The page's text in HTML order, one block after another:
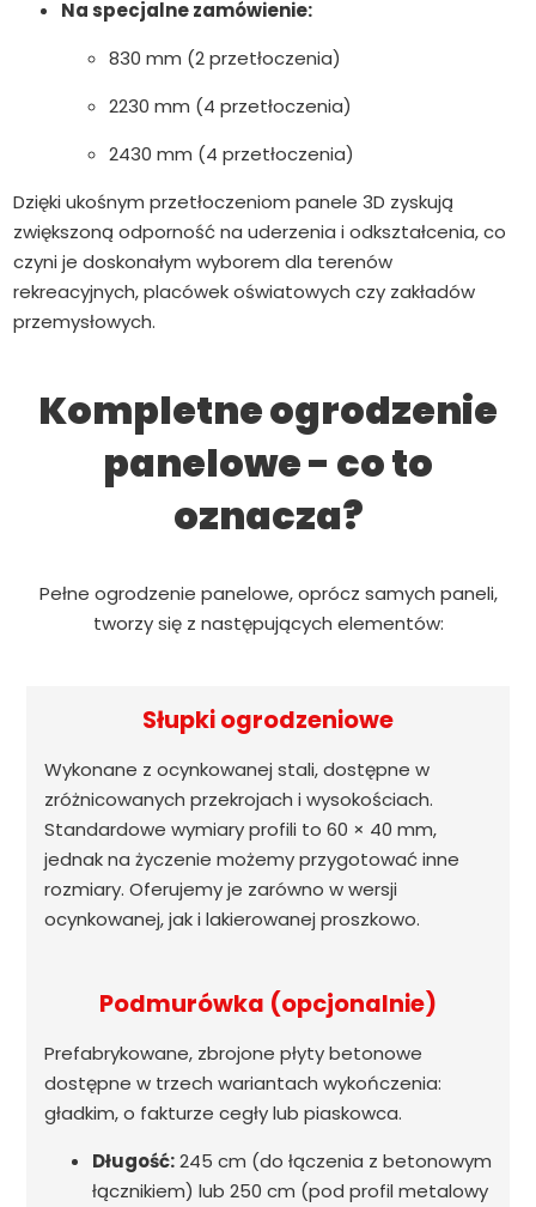
Na specjalne zamówienie:
830 mm (2 przetłoczenia)
2230 mm (4 przetłoczenia)
2430 mm (4 przetłoczenia)
Dzięki ukośnym przetłoczeniom panele 3D zyskują
zwiększoną odporność na uderzenia i odkształcenia, co
czyni je doskonałym wyborem dla terenów
rekreacyjnych, placówek oświatowych czy zakładów
przemysłowych.
Kompletne ogrodzenie
panelowe - co to
oznacza?
Pełne ogrodzenie panelowe, oprócz samych paneli,
tworzy się z następujących elementów:
Słupki ogrodzeniowe
Wykonane z ocynkowanej stali, dostępne w
zróżnicowanych przekrojach i wysokościach.
Standardowe wymiary profili to 60 × 40 mm,
jednak na życzenie możemy przygotować inne
rozmiary. Oferujemy je zarówno w wersji
ocynkowanej, jak i lakierowanej proszkowo.
Podmurówka (opcjonalnie)
Prefabrykowane, zbrojone płyty betonowe
dostępne w trzech wariantach wykończenia:
gładkim, o fakturze cegły lub piaskowca.
Długość:245 cm (do łączenia z betonowym
łącznikiem) lub 250 cm (pod profil metalowy